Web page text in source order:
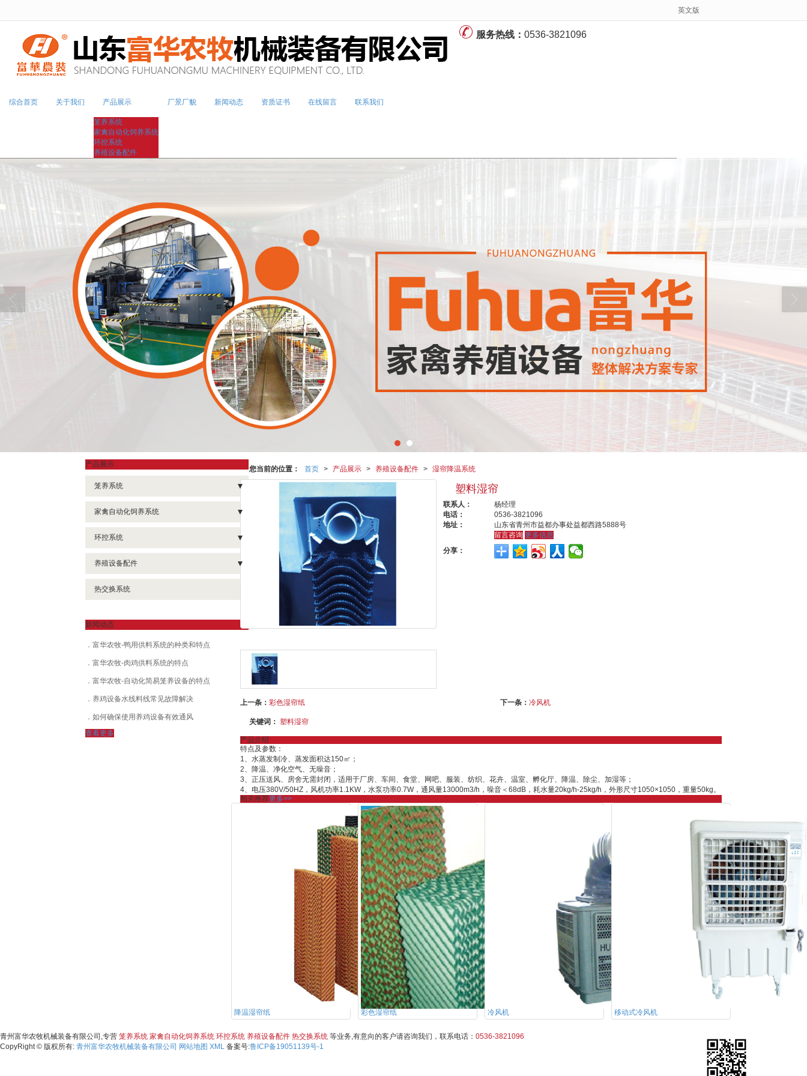
英文版
服务热线： 0536-3821096
综合首页 关于我们 产品展示
笼养系统
家禽自动化饲养系统
环控系统
养殖设备配件
厂景厂貌 新闻动态 资质证书 在线留言 联系我们
您当前的位置： 首页 > 产品展示 > 养殖设备配件 > 湿帘降温系统
塑料湿帘
联系人：
杨经理
电话：
0536-3821096
地址：
山东省青州市益都办事处益都西路5888号
留言咨询 更多信息
分享：
上一条： 彩色湿帘纸 下一条： 冷风机
关键词： 塑料湿帘
产品介绍
特点及参数：
1、水蒸发制冷、蒸发面积达150㎡；
2、降温、净化空气、无噪音；
3、正压送风、房舍无需封闭，适用于厂房、车间、食堂、网吧、服装、纺织、花卉、温室、孵化厅、降温、除尘、加湿等；
4、电压380V/50HZ，风机功率1.1KW，水泵功率0.7W，通风量13000m3/h，噪音＜68dB，耗水量20kg/h-25kg/h，外形尺寸1050×1050，重量50kg。
相关推荐更多>>
降温湿帘纸 彩色湿帘纸 冷风机 移动式冷风机
产品展示
笼养系统
- 肉鸡自动出鸡笼养设备
- 盘式喂料肉鸡笼养设备
- 肉鸡层叠式笼养设备
- 肉鸭层叠式笼养设备
家禽自动化饲养系统
- 种鸡盘式供料系统
- 种鸡链式供料系统
- 肉鸡供料系统
环控系统
- 微电脑环境控制仪
- 风机
- 湿帘降温系统
- 自动通风窗
- 喷雾消毒系统
- 遮光系统
养殖设备配件
- 养殖用塑料地板
- 风机
- 湿帘降温系统
- 自动通风窗
- 种蛋筐、蛋托、苗鸡成鸡运输筐
热交换系统
新闻动态
富华农牧-鸭用供料系统的种类和特点
富华农牧-肉鸡供料系统的特点
富华农牧-自动化简易笼养设备的特点
养鸡设备水线料线常见故障解决
如何确保使用养鸡设备有效通风
查看更多
青州富华农牧机械装备有限公司,专营 笼养系统 家禽自动化饲养系统 环控系统 养殖设备配件 热交换系统 等业务,有意向的客户请咨询我们，联系电话： 0536-3821096
CopyRight © 版权所有: 青州富华农牧机械装备有限公司 网站地图 XML 备案号:鲁ICP备19051139号-1